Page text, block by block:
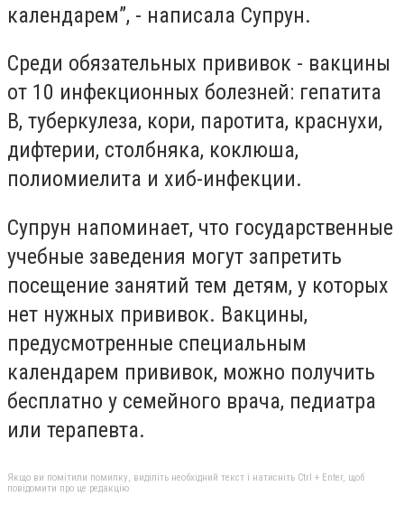
календарем”, - написала Супрун.
Среди обязательных прививок - вакцины
от 10 инфекционных болезней: гепатита
В, туберкулеза, кори, паротита, краснухи,
дифтерии, столбняка, коклюша,
полиомиелита и хиб-инфекции.
Супрун напоминает, что государственные
учебные заведения могут запретить
посещение занятий тем детям, у которых
нет нужных прививок. Вакцины,
предусмотренные специальным
календарем прививок, можно получить
бесплатно у семейного врача, педиатра
или терапевта.
Якщо ви помітили помилку, виділіть необхідний текст і натисніть Ctrl + Enter, щоб
повідомити про це редакцію